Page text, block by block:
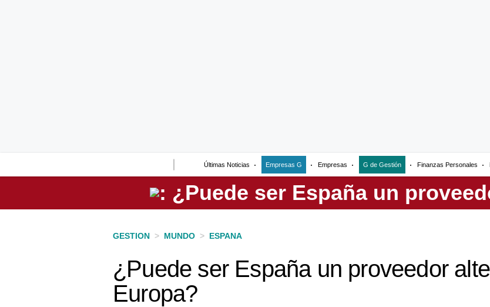
Últimas Noticias Empresas G Empresas G de Gestión Finanzas Personales
Perú
GESTION > MUNDO > ESPANA
¿Puede ser España un proveedor
Europa?